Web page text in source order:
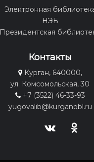
Электронная
НЭБ
Президентская
Контакты
Курган, 640000,
ул. Комсомольская, 30
+7 (3522) 46-33-93
yugovalib@kurganobl.ru